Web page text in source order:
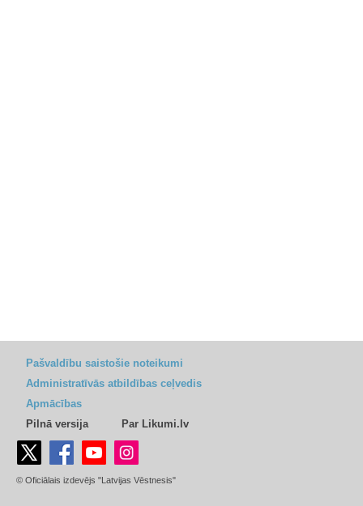
Pašvaldību saistošie noteikumi
Administratīvās atbildības ceļvedis
Apmācības
Pilnā versija
Par Likumi.lv
© Oficiālais izdevējs "Latvijas Vēstnesis"